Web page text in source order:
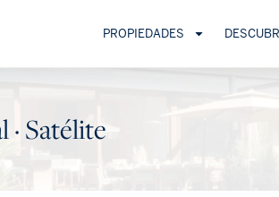
PROPIEDADES
· Satélite